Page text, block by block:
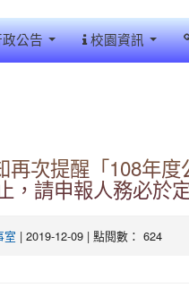
公告 校園資訊
再次提醒「108年
，請申報人務必於
室 | 2019-12-09 | 點閱數： 624